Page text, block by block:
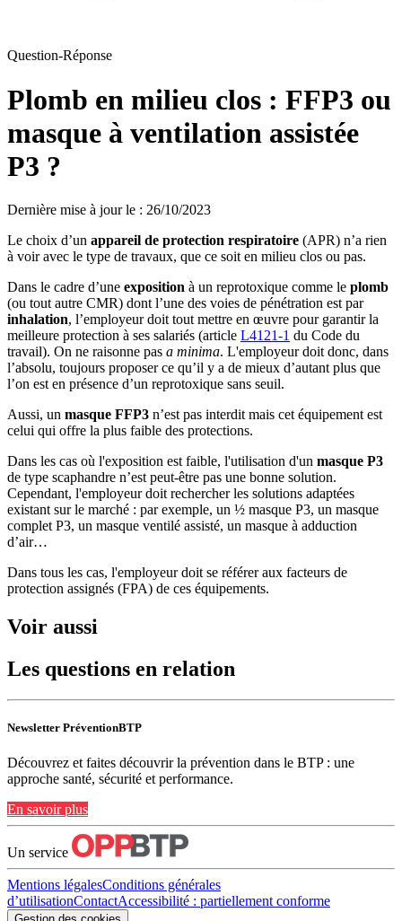
Question-Réponse
Plomb en milieu clos : FFP3 ou
masque à ventilation assistée
P3 ?
Dernière mise à jour le : 26/10/2023
Le choix d’un appareil de protection respiratoire (APR) n’a rien
à voir avec le type de travaux, que ce soit en milieu clos ou pas.
Dans le cadre d’une exposition à un reprotoxique comme le plomb
(ou tout autre CMR) dont l’une des voies de pénétration est par
inhalation, l’employeur doit tout mettre en œuvre pour garantir la
meilleure protection à ses salariés (article L4121-1 du Code du
travail). On ne raisonne pas a minima. L'employeur doit donc, dans
l’absolu, toujours proposer ce qu’il y a de mieux d’autant plus que
l’on est en présence d’un reprotoxique sans seuil.
Aussi, un masque FFP3 n’est pas interdit mais cet équipement est
celui qui offre la plus faible des protections.
Dans les cas où l'exposition est faible, l'utilisation d'un masque P3
de type scaphandre n’est peut-être pas une bonne solution.
Cependant, l'employeur doit rechercher les solutions adaptées
existant sur le marché : par exemple, un ½ masque P3, un masque
complet P3, un masque ventilé assisté, un masque à adduction
d’air…
Dans tous les cas, l'employeur doit se référer aux facteurs de
protection assignés (FPA) de ces équipements.
Voir aussi
Les questions en relation
Newsletter PréventionBTP
Découvrez et faites découvrir la prévention dans le BTP : une
approche santé, sécurité et performance.
En savoir plus
Un service
Mentions légalesConditions générales
d’utilisationContactAccessibilité : partiellement conforme